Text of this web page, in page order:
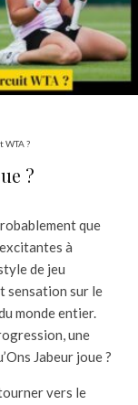
WTA ?
?
que
à
de jeu
sensation sur le
monde entier.
une
Jabeur joue ?
vers le